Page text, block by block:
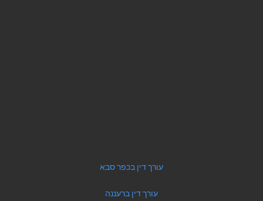
עורך דין בכפר סבא
עורך דין ברעננה